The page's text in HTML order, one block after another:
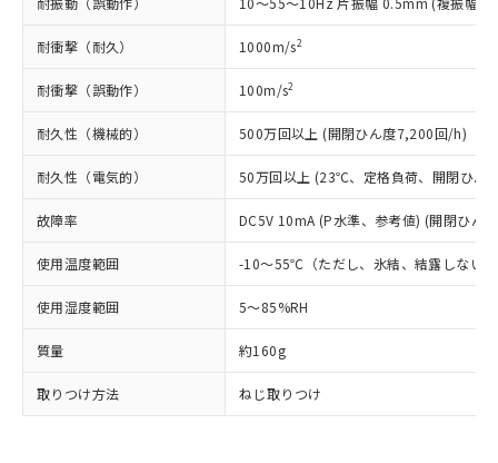
耐衝撃（耐久） 1000m/s2
耐衝撃（誤動作） 100m/s2
耐久性（機械的） 500万回以上 (開閉ひん度7,200回/h)
耐久性（電気的） 50万回以上 (23℃、定格負荷、開閉ひん
故障率 DC5V 10mA (P水準、参考値) (開閉ひん
使用温度範囲 -10～55℃（ただし、氷結、結露しない
使用湿度範囲 5～85%RH
質量 約160g
取りつけ方法 ねじ取りつけ
正式な納期状況および標準価格はお客
様のお取引先、またはお客様担当のオ
ムロン制御機器販売店・当社販売員に
ご相談ください。
オムロン制御機器販売店や当社販売拠
点は「
販売ネットワーク
」をご確認
在庫状況および標準価格結果を当社の
事前の承諾なく第三者に漏洩または開
示しないようお願いします。
マイパーツ機能（部品リスト作成サー
ビス）をご利用いただくには、I-Web
メンバーズにご登録されている必要が
お客様が当ウェブサイト上で当社にご
登録された部品リストについて、当社
および当社の共同利用者が、当社の製
品・サービスに関するお客様との取
ル) (DEHP)(別名：DOP) 1000ppm以下、フタル酸ブチ
ルベンジル（BBP） 1000ppm以下、フタル酸ジブチル
（DBP） 1000ppm以下、フタル酸ジイソブチル
(DIBP) 1000ppm以下
但し、RoHS指令で産業用監視および制御機器に対する
適用除外項目は除く。
フタル酸エステル類の４物質については閾値を超える意
図的な使用がないことを確認しています。
※2 対応予定月
部品在庫の切り替え状況などにより、予定
月が前後することがあります。
※3 非含有証明書ダウンロード
下記の非含有証明書をダウンロードするこ
ル類) : 1000ppm、
DBP(フタル酸ジブチル) : 1000ppm、 DIBP(フタル酸ジ
イソブチル) : 1000ppm、 BBP(フタル酸ブチルベンジ
DEHP(フタル酸ビス(2-エチルヘキシル)) : 1000ppm
※2 環境保護使用期限
「ｅ」：有害物質（10物質）のすべてが基
準値以下であることを示します。
「10」：通常の使用状況下において有害物
質が外部に漏えいし、環境に深刻な影響を
及ぼさない年数を意味します。
「－」：未確認です。当社販売部門へお問
い合わせください。
当社は規制貨物を破棄する場合は、完
全に破砕するなど、違法に輸出されな
いよう必要な手段を講じます。
当社は貴社製品を、核兵器、ミサイ
ル、化学兵器、生物兵器またはその他
武器並びにこれらの製造装置等に一切
使用いたしません。
当社は、貴社製品を第三者に販売する
場合は、上記1、2および3の内容を当
該第三者に通知します。また当社は、
販売先および販売に係わる関係者が違
法に輸出するおそれがある場合は、取
り引きをいたしません。
△ 一定数には満たないが在庫あり
－
在庫なし(最新の在庫状況につ
いては、お客様のお取引先、ま
たはお客様担当のオムロン制御
機器販売店・当社販売員にご確
認ください)
白
受注生産機種、また在庫状況の
情報を公開していない機種